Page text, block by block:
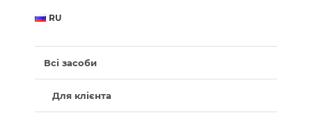
RU
Всі засоби
Для клієнта